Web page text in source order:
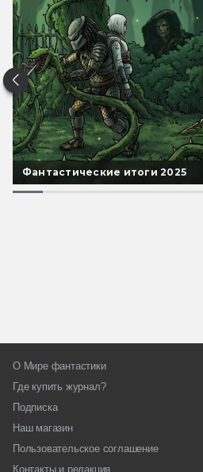
Фантастические итоги 2025
О Мире фантастики
Где купить журнал?
Подписка
Наш магазин
Пользовательское соглашение
Контакты и редакция